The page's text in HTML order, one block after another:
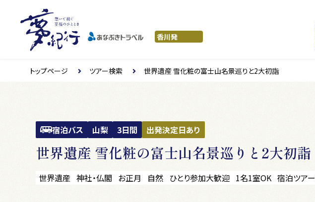
トップページ ツアー検索 世界遺産 雪化粧の富士山名景巡りと2大初詣
宿泊バス 山梨 3日間 出発決定日あり
世界遺産 雪化粧の富士山名景巡りと2大初詣
世界遺産 神社・仏閣 お正月 自然 ひとり参加大歓迎 1名1室OK 宿泊ツアー